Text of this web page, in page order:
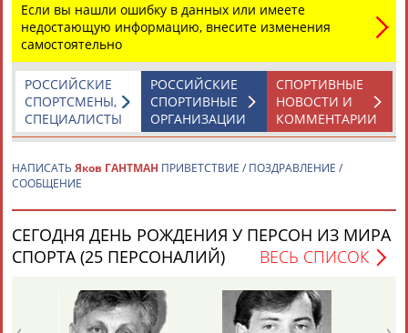
Каримжан
АБДРАХМАНОВ
Аделя
АБДРАХМАНОВА
Андрей
АБДУВАЛИЕВ
Герман
АБДУЛАЕВ
Рамазан
АБДУЛАЕВ
Тагир
АБДУЛАЕВ
Камиль
АБДУЛАЗИЗОВ
Загалав
АБДУЛБЕКОВ
Если вы нашли ошибку в данных или имеете
недостающую информацию, внесите изменения
самостоятельно
СПОРТИВНЫЕ
НОВОСТИ И
КОММЕНТАРИИ
РОССИЙСКИЕ
СПОРТИВНЫЕ
ОРГАНИЗАЦИИ
РОССИЙСКИЕ
СПОРТСМЕНЫ,
СПЕЦИАЛИСТЫ
НАПИСАТЬ Яков ГАНТМАН ПРИВЕТСТВИЕ / ПОЗДРАВЛЕНИЕ /
СООБЩЕНИЕ
СЕГОДНЯ ДЕНЬ РОЖДЕНИЯ У ПЕРСОН ИЗ МИРА
СПОРТА (25 ПЕРСОНАЛИЙ)
ВЕСЬ СПИСОК